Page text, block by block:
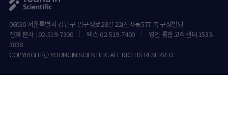
06030 서울특별시 강남구 압구정로28길 22(신사동577-7) 구정빌딩
전화 본사 : 02-519-7300
팩스 02-519-7400
영인 통합고객센터 1533-
3838
COPYRIGHTⓒ YOUNGIN SCIENTIFIC ALL RIGHTS RESERVED.